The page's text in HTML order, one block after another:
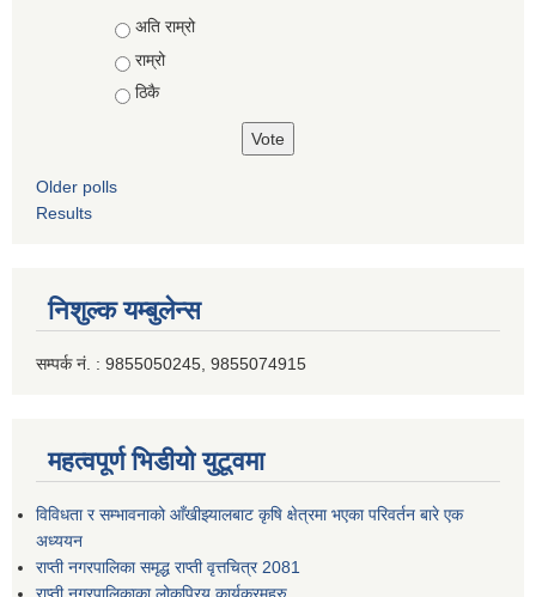
Choices
अति राम्रो
राम्रो
ठिकै
Older polls
Results
निशुल्क यम्बुलेन्स
सम्पर्क नं. : 9855050245, 9855074915
महत्वपूर्ण भिडीयो युटूवमा
विविधता र सम्भावनाको आँखीझ्यालबाट कृषि क्षेत्रमा भएका परिवर्तन बारे एक
अध्ययन
राप्ती नगरपालिका समृद्ध राप्ती वृत्तचित्र 2081